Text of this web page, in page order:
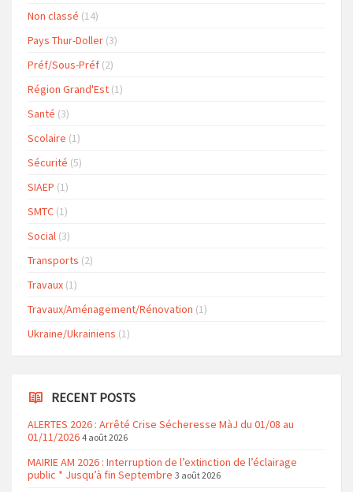
Non classé (14)
Pays Thur-Doller (3)
Préf/Sous-Préf (2)
Région Grand'Est (1)
Santé (3)
Scolaire (1)
Sécurité (5)
SIAEP (1)
SMTC (1)
Social (3)
Transports (2)
Travaux (1)
Travaux/Aménagement/Rénovation (1)
Ukraine/Ukrainiens (1)
RECENT POSTS
ALERTES 2026 : Arrêté Crise Sécheresse MàJ du 01/08 au
01/11/2026 4 août 2026
MAIRIE AM 2026 : Interruption de l’extinction de l’éclairage
public * Jusqu’à fin Septembre 3 août 2026